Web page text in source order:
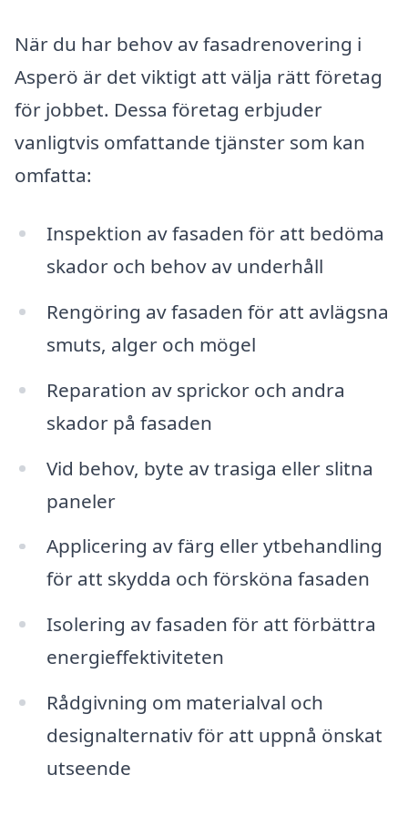
När du har behov av fasadrenovering i
Asperö är det viktigt att välja rätt företag
för jobbet. Dessa företag erbjuder
vanligtvis omfattande tjänster som kan
omfatta:
Inspektion av fasaden för att bedöma
skador och behov av underhåll
Rengöring av fasaden för att avlägsna
smuts, alger och mögel
Reparation av sprickor och andra
skador på fasaden
Vid behov, byte av trasiga eller slitna
paneler
Applicering av färg eller ytbehandling
för att skydda och försköna fasaden
Isolering av fasaden för att förbättra
energieffektiviteten
Rådgivning om materialval och
designalternativ för att uppnå önskat
utseende